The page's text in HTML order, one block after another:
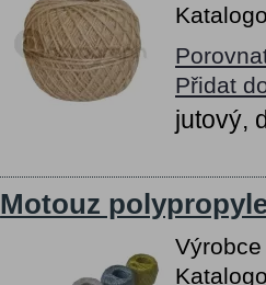
Přidat
jutový,
Motouz